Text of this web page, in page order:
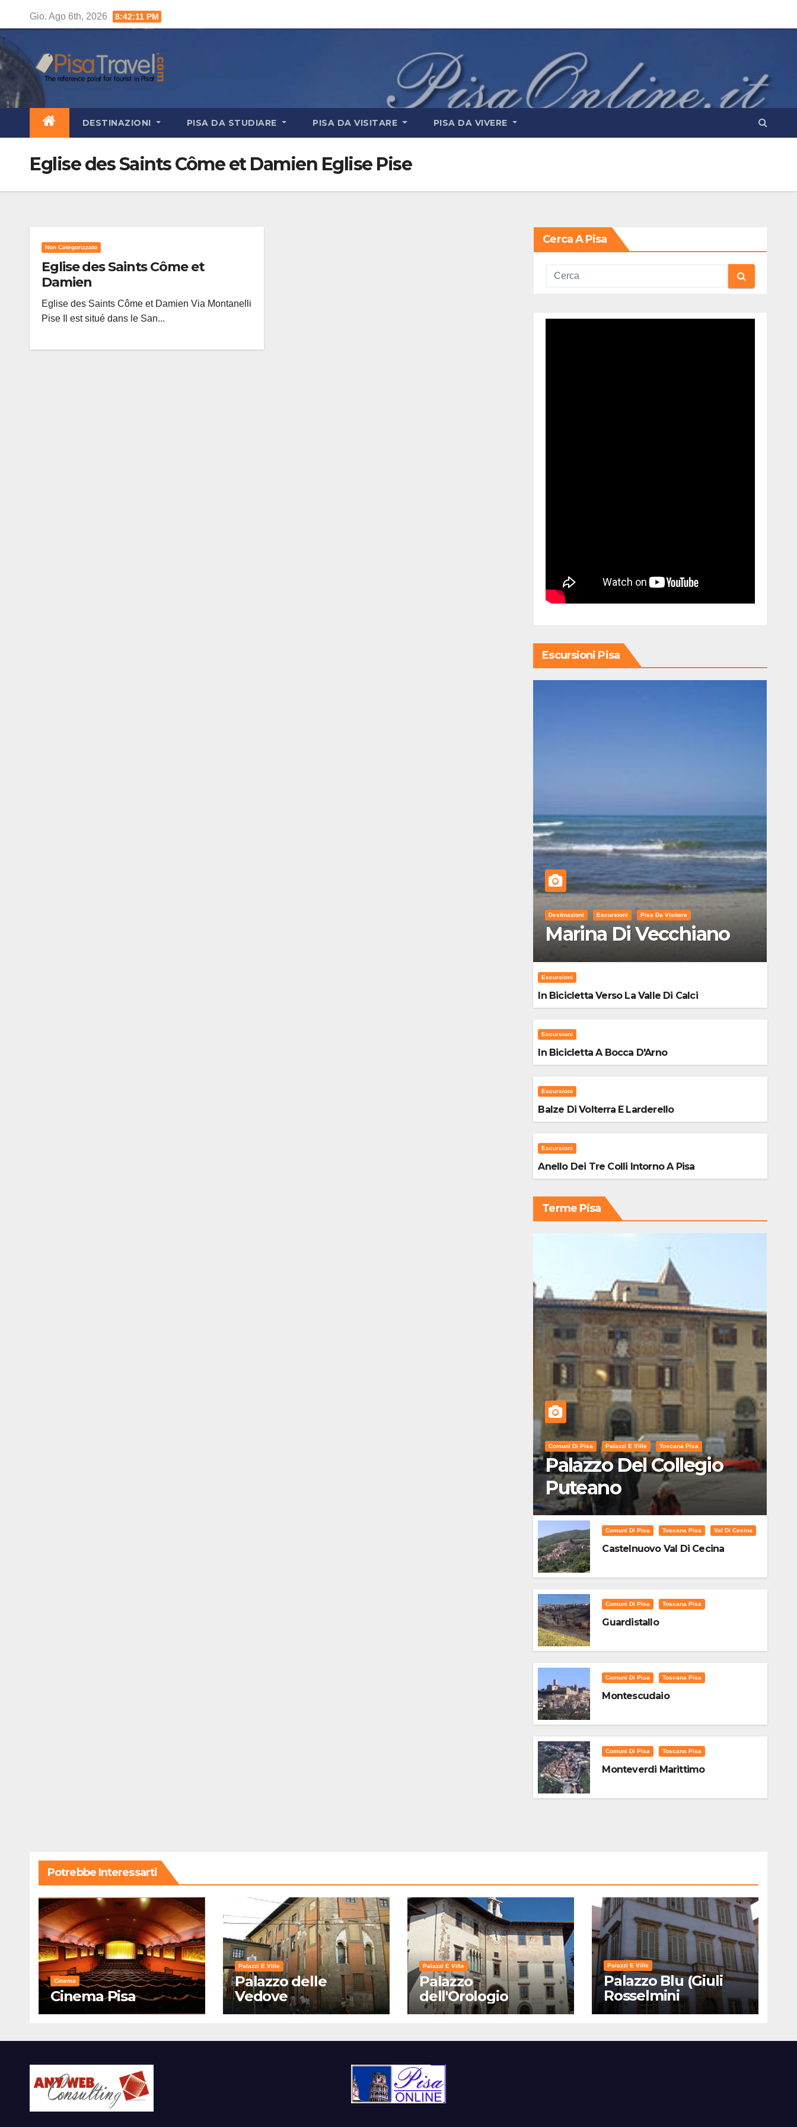
contenuto
Gio. Ago 6th, 2026 8:42:12 PM
DESTINAZIONI PISA DA STUDIARE PISA DA VISITARE PISA DA VIVERE
Eglise des Saints Côme et Damien Eglise Pise
Non Categorizzato
Eglise des Saints Côme et
Damien
Eglise des Saints Côme et Damien Via Montanelli
Pise Il est situé dans le San...
Cerca A Pisa
Escursioni Pisa
Destinazioni Escursioni Pisa Da Visitare
Marina Di Vecchiano
Escursioni
In Bicicletta Verso La Valle Di Calci
Escursioni
In Bicicletta A Bocca D'Arno
Escursioni
Balze Di Volterra E Larderello
Escursioni
Anello Dei Tre Colli Intorno A Pisa
Terme Pisa
Comuni Di Pisa Palazzi E Ville Toscana Pisa
Palazzo Del Collegio
Puteano
Comuni Di Pisa Toscana Pisa Val Di Cecina
Castelnuovo Val Di Cecina
Comuni Di Pisa Toscana Pisa
Guardistallo
Comuni Di Pisa Toscana Pisa
Montescudaio
Comuni Di Pisa Toscana Pisa
Monteverdi Marittimo
Potrebbe Interessarti
Cinema
Cinema Pisa
Palazzi E Ville
Palazzo delle
Vedove
Palazzi E Ville
Palazzo
dell'Orologio
Palazzi E Ville
Palazzo Blu (Giuli
Rosselmini
Gualandi) – Pisa:
Visita